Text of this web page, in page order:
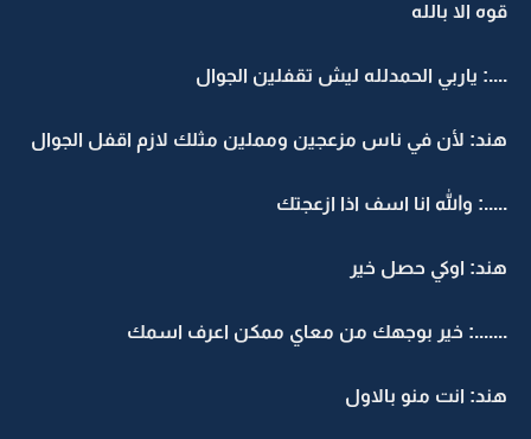
قوه الا بالله
....: ياربي الحمدلله ليش تقفلين الجوال
هند: لأن في ناس مزعجين ومملين مثلك لازم اقفل الجوال
.....: والله انا اسف اذا ازعجتك
هند: اوكي حصل خير
.......: خير بوجهك من معاي ممكن اعرف اسمك
هند: انت منو بالاول